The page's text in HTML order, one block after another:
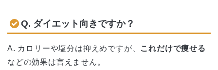
Q. ダイエット向きですか？
A. カロリーや塩分は抑えめですが、 これだけで痩せる
などの効果は言えません。